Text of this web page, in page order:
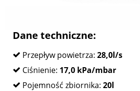
Dane techniczne:
Przepływ powietrza: 28,0l/s
Ciśnienie: 17,0 kPa/mbar
Pojemność zbiornika: 20l